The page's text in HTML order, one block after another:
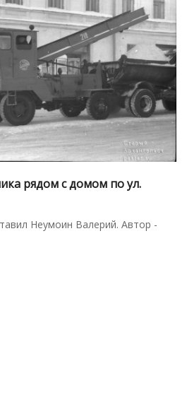
рядом с домом по ул.
Неумоин Валерий. Автор -